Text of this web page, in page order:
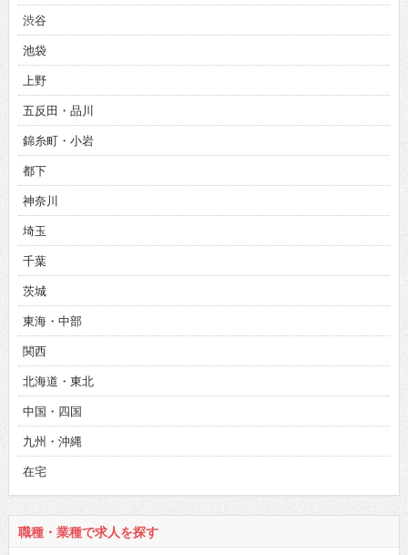
渋谷
池袋
上野
五反田・品川
錦糸町・小岩
都下
神奈川
埼玉
千葉
茨城
東海・中部
関西
北海道・東北
中国・四国
九州・沖縄
在宅
職種・業種で求人を探す